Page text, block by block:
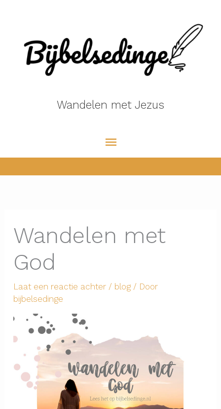
inhoud
Wandelen met Jezus
Hoofdmenu
Wandelen met
God
Laat een reactie achter / blog/ Door
bijbelsedinge